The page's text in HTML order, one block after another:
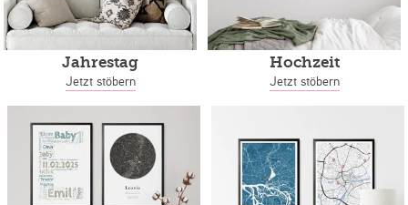
Jahrestag
Jetzt stöbern
Hochzeit
Jetzt stöbern